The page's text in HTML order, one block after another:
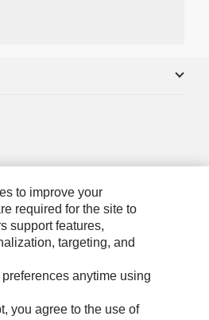
to improve your
required for the site to
support features,
targeting, and
anytime using
you agree to the use of